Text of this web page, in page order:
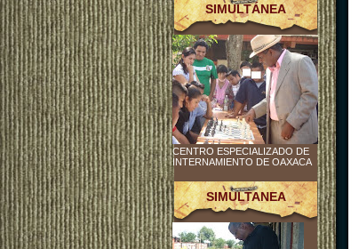
SIMULTÁNEA
CENTRO ESPECIALIZADO DE
INTERNAMIENTO DE OAXACA
SIMULTANEA